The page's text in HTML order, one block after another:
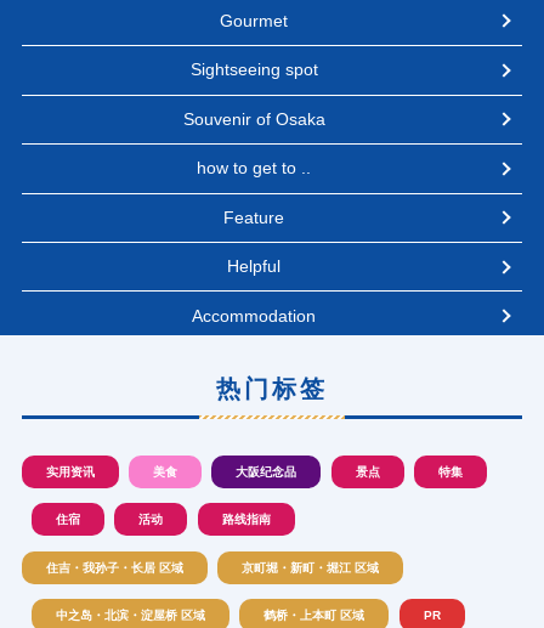
Gourmet
Sightseeing spot
Souvenir of Osaka
how to get to ..
Feature
Helpful
Accommodation
热门标签
实用资讯 美食 大阪纪念品 景点 特集
住宿 活动 路线指南
住吉・我孙子・长居 区域 京町堀・新町・堀江 区域
中之岛・北滨・淀屋桥 区域 鹤桥・上本町 区域 PR